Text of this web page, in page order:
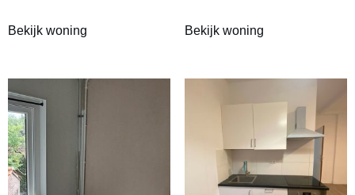
Bekijk woning Bekijk woning